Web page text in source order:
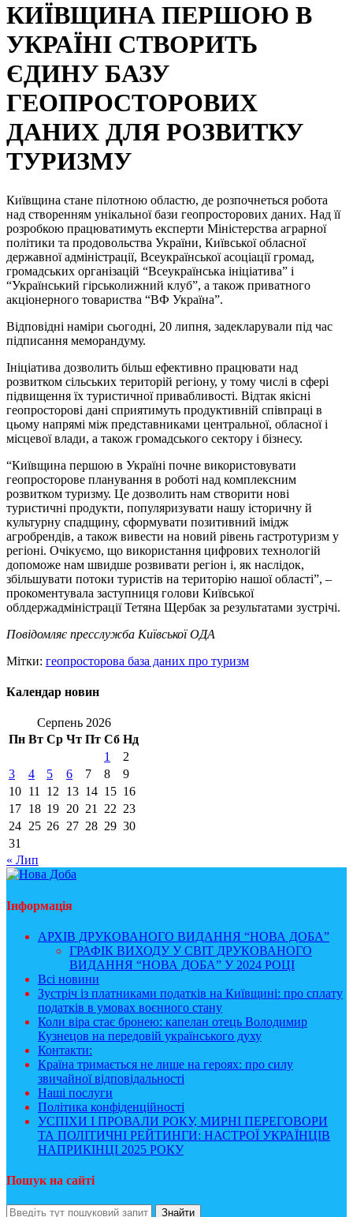
КИЇВЩИНА ПЕРШОЮ В
УКРАЇНІ СТВОРИТЬ
ЄДИНУ БАЗУ
ГЕОПРОСТОРОВИХ
ДАНИХ ДЛЯ РОЗВИТКУ
ТУРИЗМУ
Київщина стане пілотною областю, де розпочнеться робота
над створенням унікальної бази геопросторових даних. Над її
розробкою працюватимуть експерти Міністерства аграрної
політики та продовольства України, Київської обласної
державної адміністрації, Всеукраїнської асоціації громад,
громадських організацій “Всеукраїнська ініціатива” і
“Український гірськолижний клуб”, а також приватного
акціонерного товариства “ВФ Україна”.
Відповідні наміри сьогодні, 20 липня, задекларували під час
підписання меморандуму.
Ініціатива дозволить більш ефективно працювати над
розвитком сільських територій регіону, у тому числі в сфері
підвищення їх туристичної привабливості. Відтак якісні
геопросторові дані сприятимуть продуктивній співпраці в
цьому напрямі між представниками центральної, обласної і
місцевої влади, а також громадського сектору і бізнесу.
“Київщина першою в Україні почне використовувати
геопросторове планування в роботі над комплексним
розвитком туризму. Це дозволить нам створити нові
туристичні продукти, популяризувати нашу історичну й
культурну спадщину, сформувати позитивний імідж
агробрендів, а також вивести на новий рівень гастротуризм у
регіоні. Очікуємо, що використання цифрових технологій
допоможе нам швидше розвивати регіон і, як наслідок,
збільшувати потоки туристів на територію нашої області”, –
прокоментувала заступниця голови Київської
облдержадміністрації Тетяна Щербак за результатами зустрічі.
Повідомляє пресслужба Київської ОДА
Мітки: геопросторова база даних про туризм
Календар новин
Серпень 2026
Пн Вт Ср Чт Пт Сб Нд
1
2
3
4 5 6 7 8
9
10 11 12 13 14 15 16
17 18 19 20 21 22 23
24 25 26 27 28 29 30
31
« Лип
Інформація
АРХІВ ДРУКОВАНОГО ВИДАННЯ “НОВА ДОБА”
ГРАФІК ВИХОДУ У СВІТ ДРУКОВАНОГО
ВИДАННЯ “НОВА ДОБА” У 2024 РОЦІ
Всі новини
Зустріч із платниками податків на Київщині: про сплату
податків в умовах воєнного стану
Коли віра стає бронею: капелан отець Володимир
Кузнецов на передовій українського духу
Контакти:
Країна тримається не лише на героях: про силу
звичайної відповідальності
Наші послуги
Політика конфіденційності
УСПІХИ І ПРОВАЛИ РОКУ, МИРНІ ПЕРЕГОВОРИ
ТА ПОЛІТИЧНІ РЕЙТИНГИ: НАСТРОЇ УКРАЇНЦІВ
НАПРИКІНЦІ 2025 РОКУ
Пошук на сайті